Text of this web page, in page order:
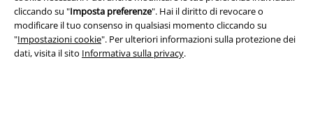
cliccando su "Imposta preferenze". Hai il diritto di revocare o
modificare il tuo consenso in qualsiasi momento cliccando su
"Impostazioni cookie". Per ulteriori informazioni sulla protezione dei
dati, visita il sito Informativa sulla privacy.